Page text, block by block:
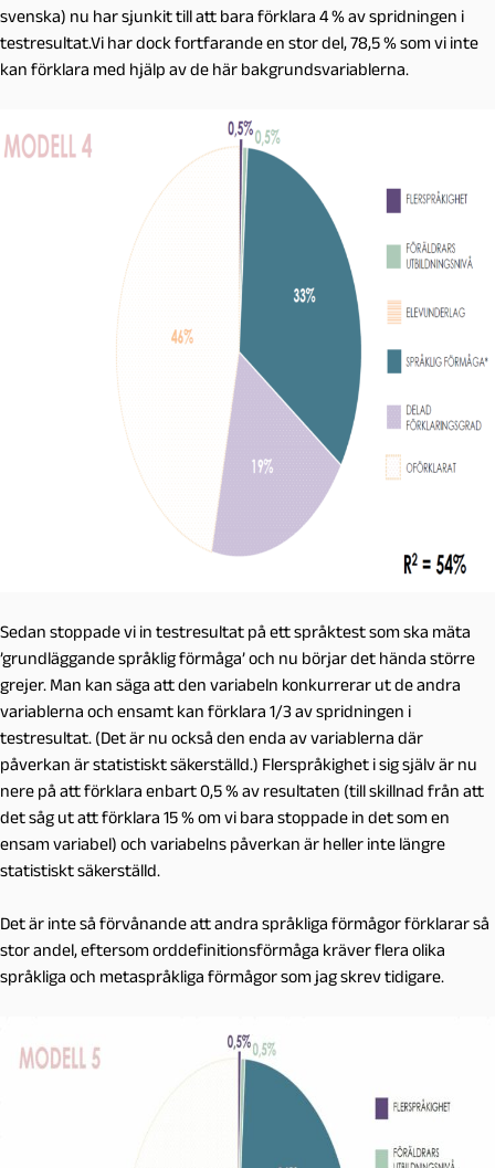
svenska) nu har sjunkit till att bara förklara 4 % av spridningen i
testresultat.Vi har dock fortfarande en stor del, 78,5 % som vi inte
kan förklara med hjälp av de här bakgrundsvariablerna.
Sedan stoppade vi in testresultat på ett språktest som ska mäta
’grundläggande språklig förmåga’ och nu börjar det hända större
grejer. Man kan säga att den variabeln konkurrerar ut de andra
variablerna och ensamt kan förklara 1/3 av spridningen i
testresultat. (Det är nu också den enda av variablerna där
påverkan är statistiskt säkerställd.) Flerspråkighet i sig själv är nu
nere på att förklara enbart 0,5 % av resultaten (till skillnad från att
det såg ut att förklara 15 % om vi bara stoppade in det som en
ensam variabel) och variabelns påverkan är heller inte längre
statistiskt säkerställd.
Det är inte så förvånande att andra språkliga förmågor förklarar så
stor andel, eftersom orddefinitionsförmåga kräver flera olika
språkliga och metaspråkliga förmågor som jag skrev tidigare.